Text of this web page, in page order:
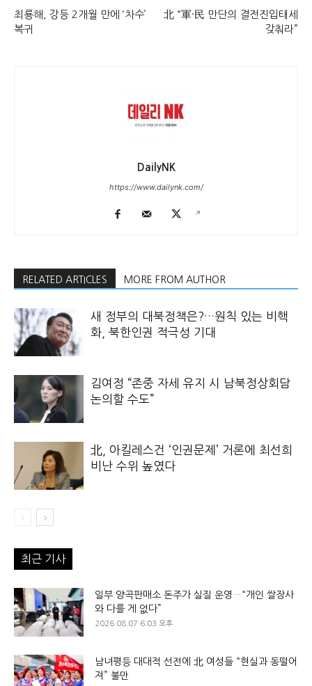
최룡해, 강등 2개월 만에 ‘차수’
복귀
北 “軍·民 만단의 결전진입태세
갖춰라”
DailyNK
https://www.dailynk.com/
RELATED ARTICLES MORE FROM AUTHOR
새 정부의 대북정책은?…원칙 있는 비핵
화, 북한인권 적극성 기대
김여정 “존중 자세 유지 시 남북정상회담
논의할 수도”
北, 아킬레스건 ‘인권문제’ 거론에 최선희
비난 수위 높였다
최근 기사
일부 양곡판매소 돈주가 실질 운영…“개인 쌀장사
와 다를 게 없다”
2026.08.07 6:03 오후
남녀평등 대대적 선전에 北 여성들 “현실과 동떨어
져” 불만